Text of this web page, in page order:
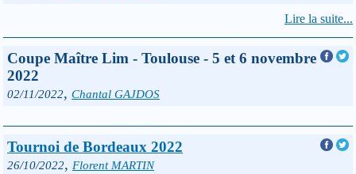
Lire la suite...
Coupe Maître Lim - Toulouse - 5 et 6 novembre
2022
02/11/2022, Chantal GAJDOS
Tournoi de Bordeaux 2022
26/10/2022, Florent MARTIN